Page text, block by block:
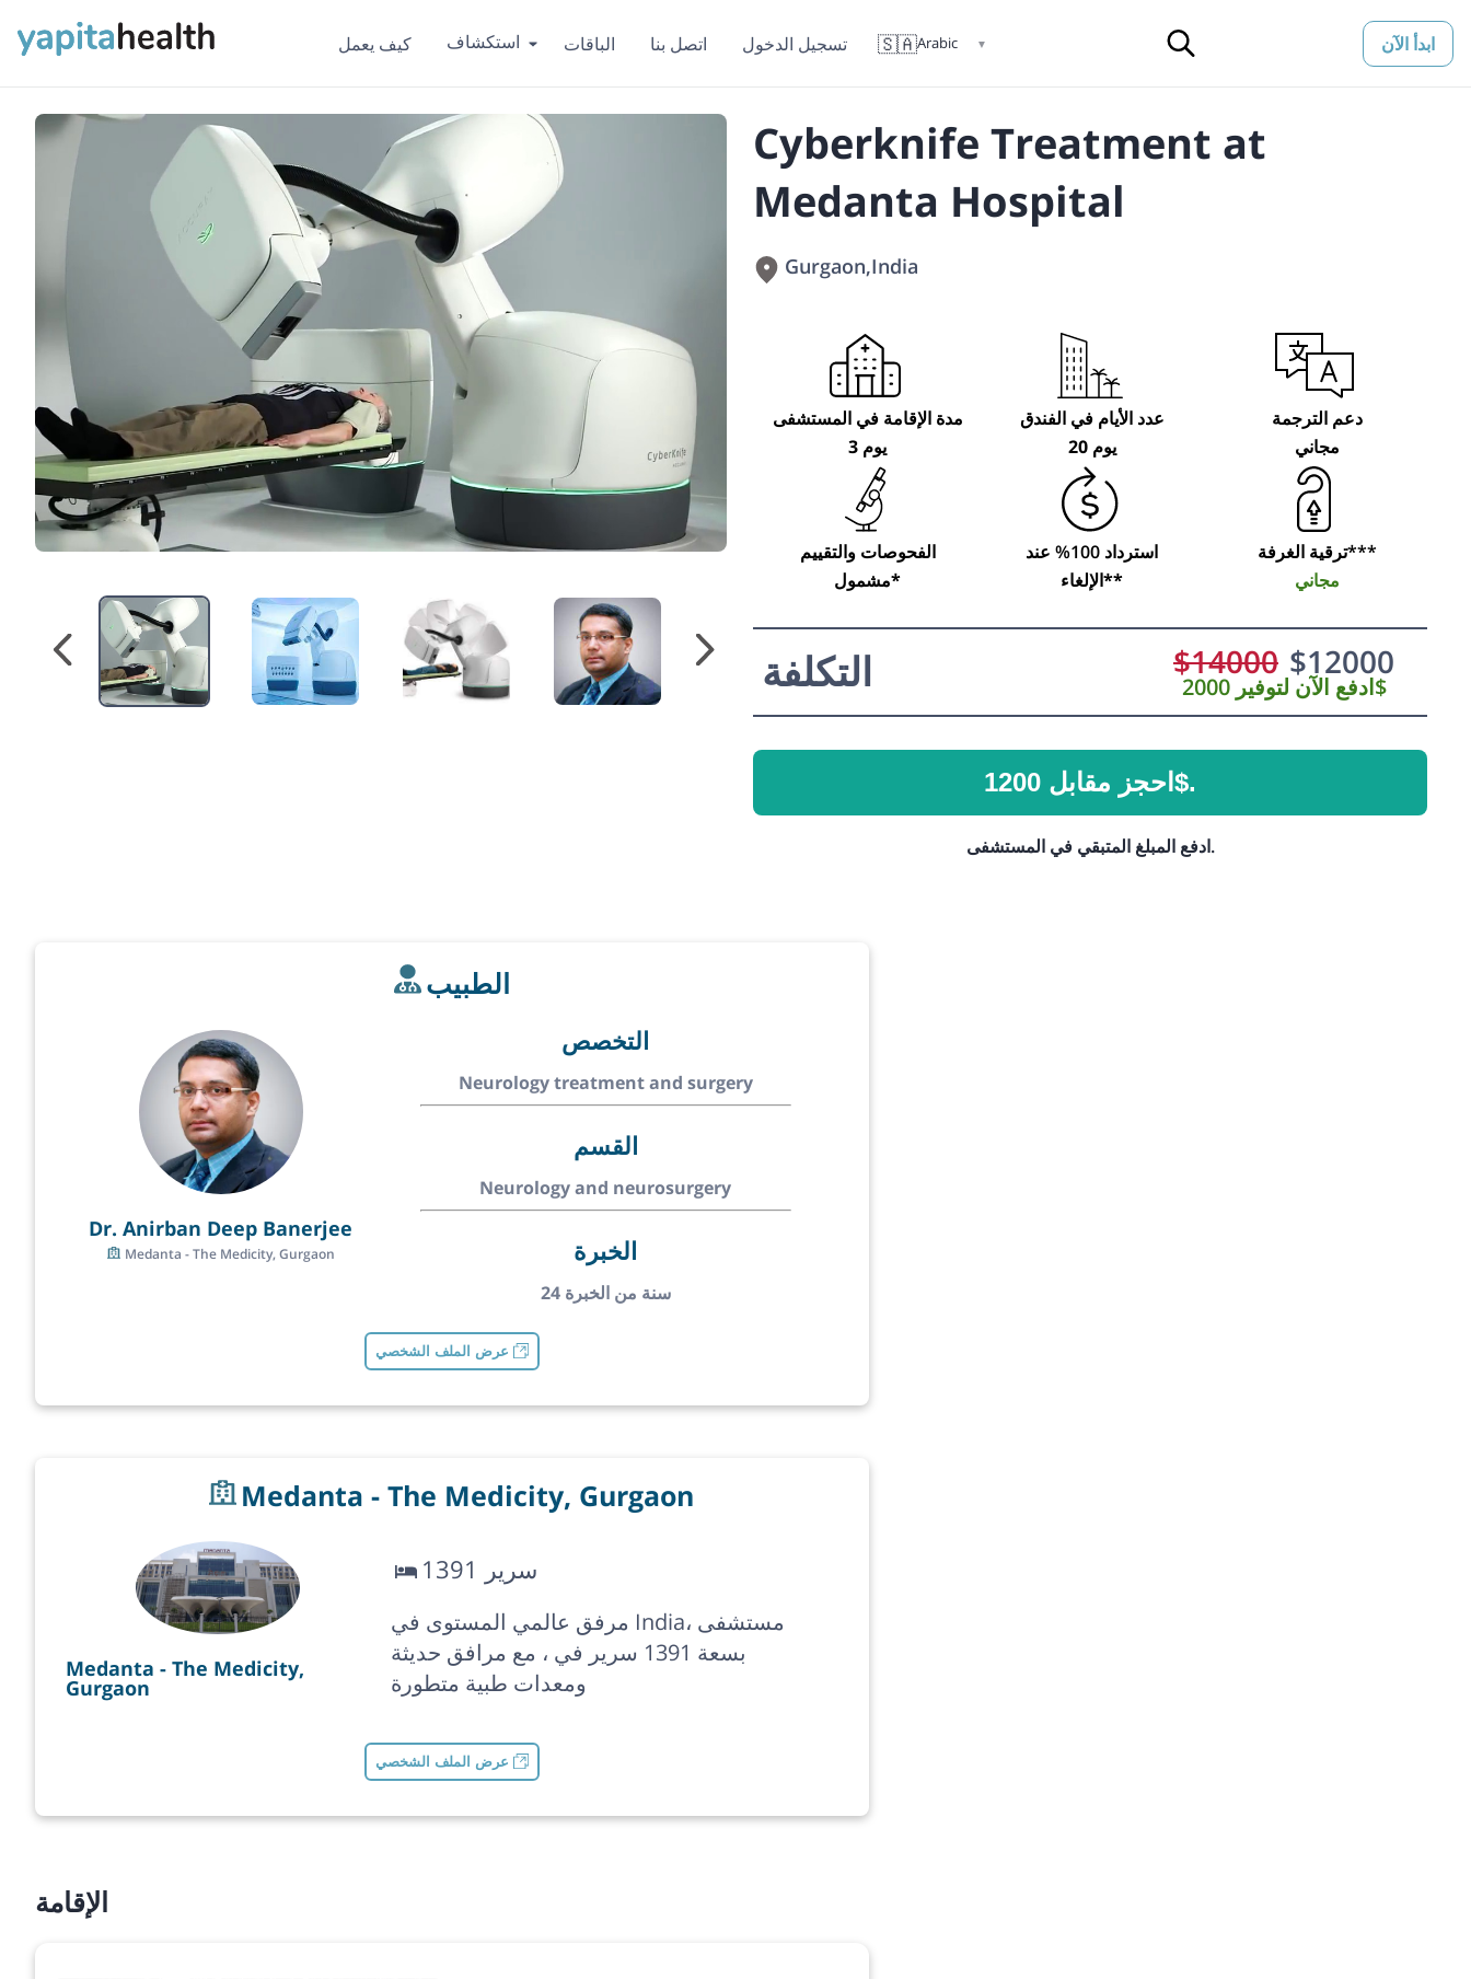
كيف يعمل استكشاف الباقات اتصل بنا تسجيل الدخول 🇸🇦Arabic ▼ ابدأ الآن
Cyberknife Treatment at
Medanta Hospital
Gurgaon,India
مدة الإقامة في المستشفى
3 يوم
عدد الأيام في الفندق
20 يوم
دعم الترجمة
مجاني
الفحوصات والتقييم
مشمول*
استرداد 100% عند
الإلغاء**
ترقية الغرفة***
مجاني
التكلفة $14000 $12000
ادفع الآن لتوفير 2000$
احجز مقابل 1200$.
ادفع المبلغ المتبقي في المستشفى.
الطبيب
Dr. Anirban Deep Banerjee
Medanta - The Medicity, Gurgaon
التخصص
Neurology treatment and surgery
القسم
Neurology and neurosurgery
الخبرة
24 سنة من الخبرة
عرض الملف الشخصي
Medanta - The Medicity, Gurgaon
Medanta - The Medicity,
Gurgaon
1391 سرير
مرفق عالمي المستوى في India، مستشفى
بسعة 1391 سرير في ، مع مرافق حديثة
ومعدات طبية متطورة
عرض الملف الشخصي
الإقامة